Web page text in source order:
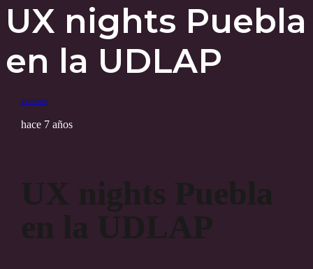
UX nights Puebla
en la UDLAP
EVENTOS
hace 7 años